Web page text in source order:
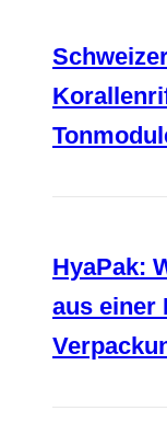
HyaPak:
aus einer